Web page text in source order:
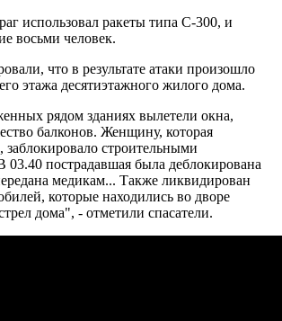
использовал ракеты типа С-300, и
восьми человек.
что в результате атаки произошло
этажа десятиэтажного жилого дома.
рядом зданиях вылетели окна,
балконов. Женщину, которая
заблокировало строительными
03.40 пострадавшая была деблокирована
медикам... Также ликвидирован
которые находились во дворе
дома", - отметили спасатели.